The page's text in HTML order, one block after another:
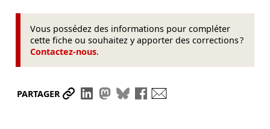
Vous possédez des informations pour compléter
cette fiche ou souhaitez y apporter des corrections ?
Contactez-nous.
PARTAGER Partager le lien
Partager sur LinkedIn
Partager sur Mastodon
Partager sur Bluesky
Partager sur Facebook